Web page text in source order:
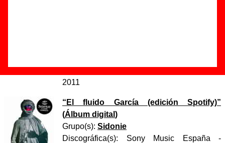
2011
“ El fluido García (edición Spotify)”
(Álbum digital )
Grupo(s): Sidonie
Discográfica(s): Sony Music España -